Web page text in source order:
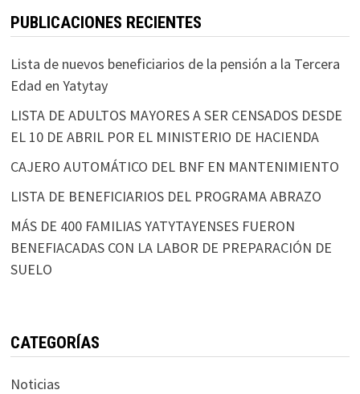
PUBLICACIONES RECIENTES
Lista de nuevos beneficiarios de la pensión a la Tercera
Edad en Yatytay
LISTA DE ADULTOS MAYORES A SER CENSADOS DESDE
EL 10 DE ABRIL POR EL MINISTERIO DE HACIENDA
CAJERO AUTOMÁTICO DEL BNF EN MANTENIMIENTO
LISTA DE BENEFICIARIOS DEL PROGRAMA ABRAZO
MÁS DE 400 FAMILIAS YATYTAYENSES FUERON
BENEFIACADAS CON LA LABOR DE PREPARACIÓN DE
SUELO
CATEGORÍAS
Noticias